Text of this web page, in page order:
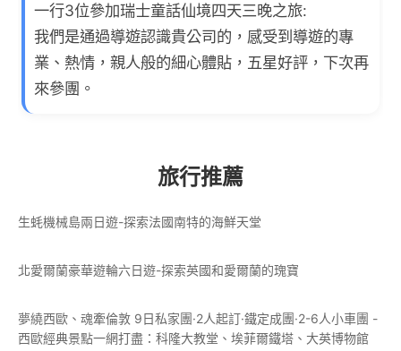
一行3位參加瑞士童話仙境四天三晚之旅:
我們是通過導遊認識貴公司的，感受到導遊的專
業、熱情，親人般的細心體貼，五星好評，下次再
來參團。
旅行推薦
生蚝機械島兩日遊-探索法國南特的海鮮天堂
北愛爾蘭豪華遊輪六日遊-探索英國和愛爾蘭的瑰寶
夢繞西歐、魂牽倫敦 9日私家團·2人起訂·鐵定成團·2-6人小車團 -
西歐經典景點一網打盡：科隆大教堂、埃菲爾鐵塔、大英博物館